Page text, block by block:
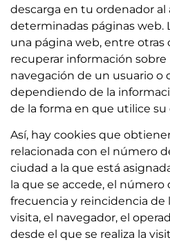
descarga en tu ordenador al
determinadas páginas web.
una página web, entre otras
recuperar información sobre
navegación de un usuario o
dependiendo de la
de la forma en que utilice su
Así, hay cookies que
relacionada con el número
ciudad a la que está
la que se accede, el número
frecuencia y reincidencia de
visita, el navegador, el
desde el que se realiza la